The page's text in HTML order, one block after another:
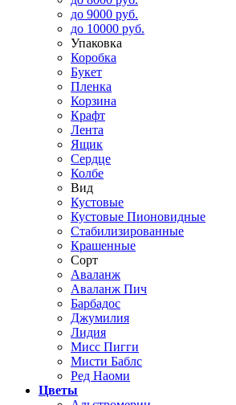
до 9000 руб.
до 10000 руб.
Упаковка
Коробка
Букет
Пленка
Корзина
Крафт
Лента
Ящик
Сердце
Колбе
Вид
Кустовые
Кустовые Пионовидные
Стабилизированные
Крашенные
Сорт
Аваланж
Аваланж Пич
Барбадос
Джумилия
Лидия
Мисс Пигги
Мисти Баблс
Ред Наоми
Цветы